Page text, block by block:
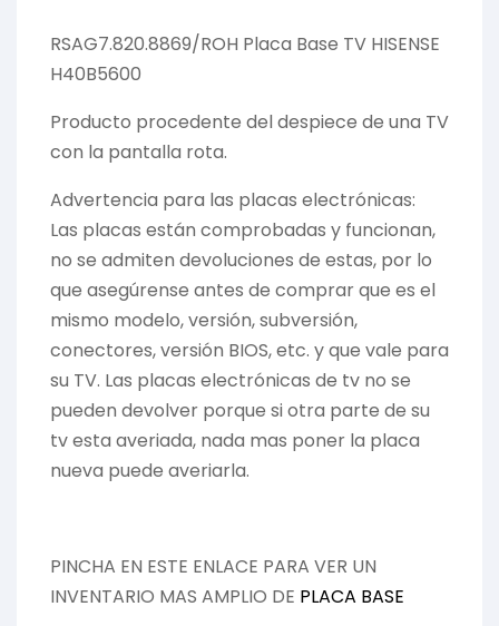
RSAG7.820.8869/ROH Placa Base TV HISENSE
H40B5600
Producto procedente del despiece de una TV
con la pantalla rota.
Advertencia para las placas electrónicas:
Las placas están comprobadas y funcionan,
no se admiten devoluciones de estas, por lo
que asegúrense antes de comprar que es el
mismo modelo, versión, subversión,
conectores, versión BIOS, etc. y que vale para
su TV. Las placas electrónicas de tv no se
pueden devolver porque si otra parte de su
tv esta averiada, nada mas poner la placa
nueva puede averiarla.
PINCHA EN ESTE ENLACE PARA VER UN
INVENTARIO MAS AMPLIO DE PLACA BASE